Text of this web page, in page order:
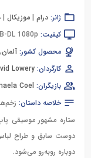
ژانر: درام | موزیکال |
کیفیت: DL 1080p
محصول کشور: آلمان,
کارگردان: Lowery
بازیگران: Coel
خلاصه داستان:
ستاره مشهور موسیقی
دوست سابق و طراح لباس
دوباره روبه‌رو می‌شود.